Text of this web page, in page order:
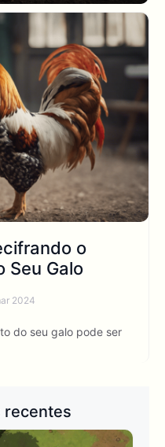
o
Seu Galo
2024
do seu galo pode ser
recentes